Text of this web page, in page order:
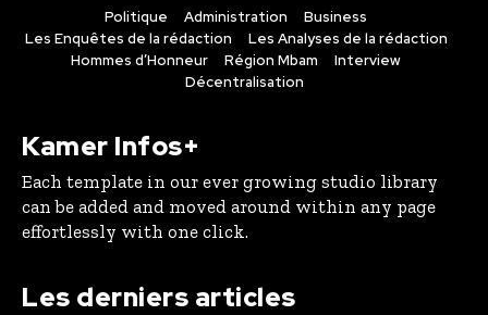
Politique Administration
Business
Les Enquêtes de la rédaction
Les Analyses de la rédaction
Hommes d’Honneur
Région Mbam
Interview
Décentralisation
Kamer Infos+
Each template in our ever growing studio library
can be added and moved around within any page
effortlessly with one click.
Les derniers articles